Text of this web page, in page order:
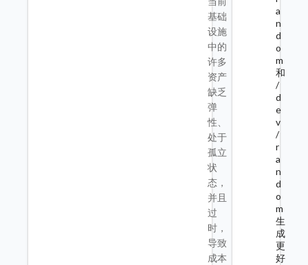
基础
设施
中的
许多
资产
缺乏
弹
性、
处于
孤立
状
态，
并且
过
时，
导致
成本
a
n
d
o
m
和
/
d
e
v
/
r
a
n
d
o
m
生
成
更
好